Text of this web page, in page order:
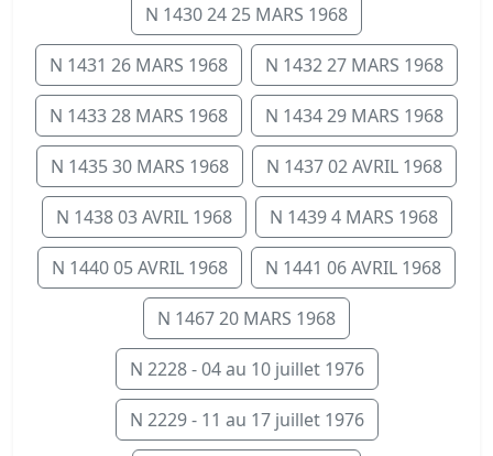
N 1430 24 25 MARS 1968
N 1431 26 MARS 1968 N 1432 27 MARS 1968
N 1433 28 MARS 1968 N 1434 29 MARS 1968
N 1435 30 MARS 1968 N 1437 02 AVRIL 1968
N 1438 03 AVRIL 1968 N 1439 4 MARS 1968
N 1440 05 AVRIL 1968 N 1441 06 AVRIL 1968
N 1467 20 MARS 1968
N 2228 - 04 au 10 juillet 1976
N 2229 - 11 au 17 juillet 1976